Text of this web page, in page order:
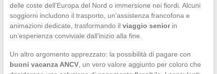
delle coste dell’Europa del Nord o immersione nei fiordi. Alcuni
soggiorni includono il trasporto, un’assistenza francofona e
animazioni dedicate, trasformando il viaggio seniorin
un’esperienza conviviale dall’inizio alla fine.
Un altro argomento apprezzato: la possibilità di pagare con
buoni vacanza ANCV, un vero valore aggiunto per coloro che